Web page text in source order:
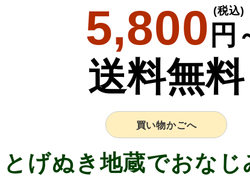
5,800 円
(税込)
送料無料
買い物かごへ
とげぬき地蔵でおなじ